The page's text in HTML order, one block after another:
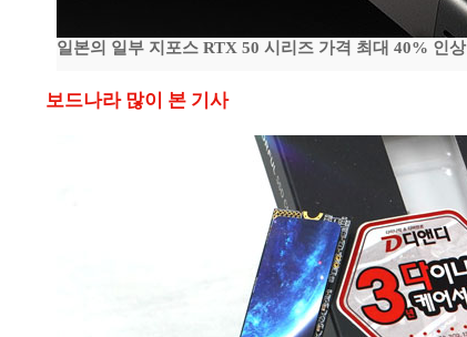
일본의 일부 지포스 RTX 50 시리즈 가격 최대 40% 인상
보드나라 많이 본 기사